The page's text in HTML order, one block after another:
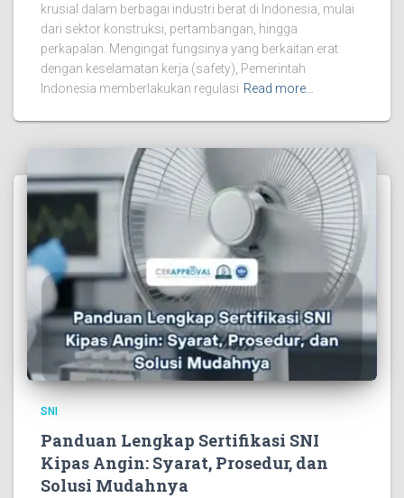
krusial dalam berbagai industri berat di Indonesia, mulai
dari sektor konstruksi, pertambangan, hingga
perkapalan. Mengingat fungsinya yang berkaitan erat
dengan keselamatan kerja (safety), Pemerintah
Indonesia memberlakukan regulasi Read more…
SNI
Panduan Lengkap Sertifikasi SNI
Kipas Angin: Syarat, Prosedur, dan
Solusi Mudahnya